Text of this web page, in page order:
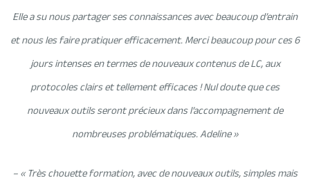
Elle a su nous partager ses connaissances avec beaucoup d’entrain
et nous les faire pratiquer efficacement. Merci beaucoup pour ces 6
jours intenses en termes de nouveaux contenus de LC, aux
protocoles clairs et tellement efficaces ! Nul doute que ces
nouveaux outils seront précieux dans l’accompagnement de
nombreuses problématiques. Adeline »
– « Très chouette formation, avec de nouveaux outils, simples mais